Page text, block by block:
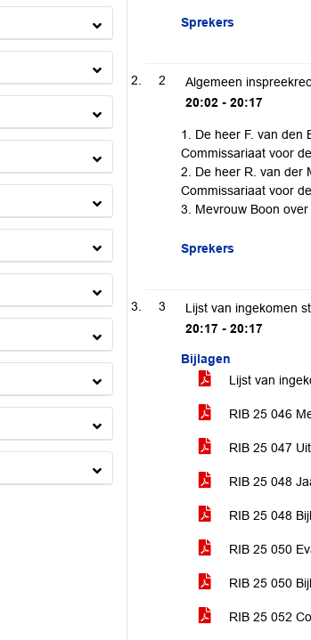
Sprekers
2
Algemeen
20:02 - 20:17
1. De heer F. van den
Commissariaat voor
2. De heer R. van der
Commissariaat voor
3. Mevrouw Boon
Sprekers
3
Lijst van ingekomen
20:17 - 20:17
Bijlagen
Lijst van
RIB 25 046
RIB 25 047
RIB 25 048
RIB 25 048
RIB 25 050
RIB 25 050
RIB 25 052